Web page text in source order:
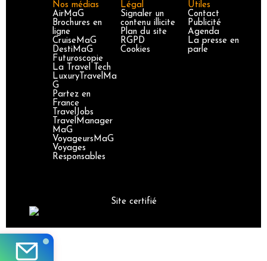
Nos médias
AirMaG
Brochures en
ligne
CruiseMaG
DestiMaG
Futuroscopie
La Travel Tech
LuxuryTravelMa
G
Partez en
France
TravelJobs
TravelManager
MaG
VoyageursMaG
Voyages
Responsables
Légal
Signaler un
contenu illicite
Plan du site
RGPD
Cookies
Utiles
Contact
Publicité
Agenda
La presse en
parle
Site certifié